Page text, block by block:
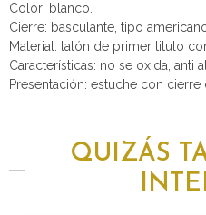
Color: blanco.
Cierre: basculante, tipo
Material: latón de primer titulo
Características: no se oxida, anti
Presentación: estuche con cierre
QUIZÁS